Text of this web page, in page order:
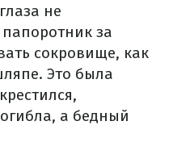
не
за
сокровище, как
Это была
а бедный